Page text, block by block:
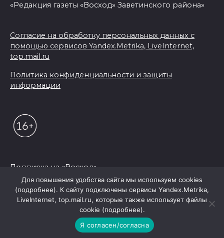
«Редакция газеты «Восход» Заветинского района»
Согласие на обработку персональных данных с
помощью сервисов Yandex.Metrika, LiveInternet,
top.mail.ru
Политика конфиденциальности и защиты
информации
Подписка на «Восход»
© 2026 Редакция "Восход"
Для повышения удобства сайта мы используем cookies
(подробнее). К сайту подключены сервисы Yandex.Metrika,
LiveInternet, top.mail.ru, которые также использует файлы
cookie (подробнее).
Я согласен/согласна